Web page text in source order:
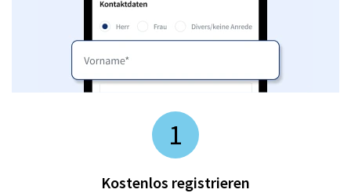
1
Kostenlos registrieren